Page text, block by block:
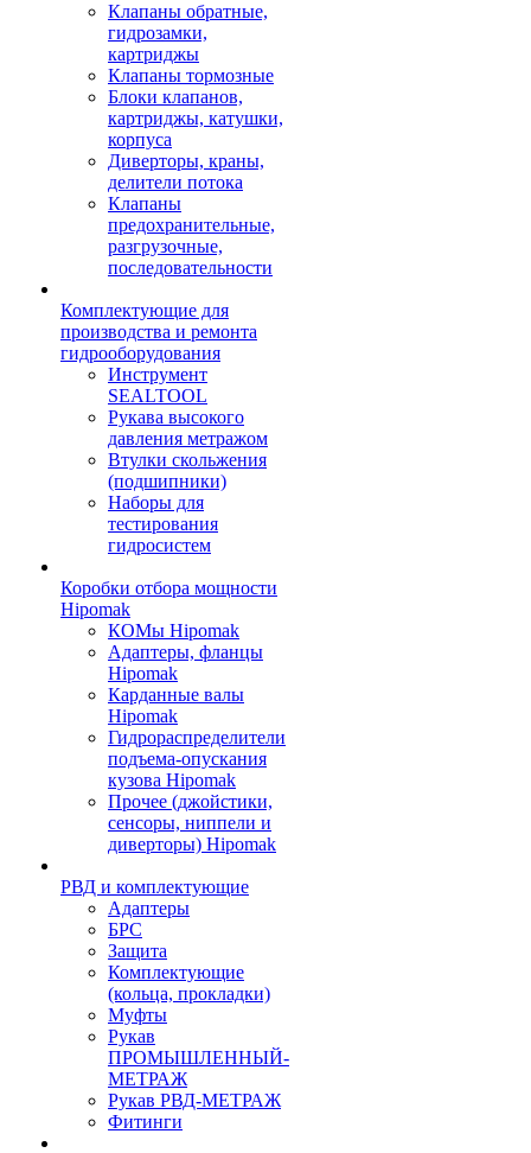
Клапаны обратные,
гидрозамки,
картриджы
Клапаны тормозные
Блоки клапанов,
картриджы, катушки,
корпуса
Диверторы, краны,
делители потока
Клапаны
предохранительные,
разгрузочные,
последовательности
Комплектующие для
производства и ремонта
гидрооборудования
Инструмент
SEALTOOL
Рукава высокого
давления метражом
Втулки скольжения
(подшипники)
Наборы для
тестирования
гидросистем
Коробки отбора мощности
Hipomak
КОМы Hipomak
Адаптеры, фланцы
Hipomak
Карданные валы
Hipomak
Гидрораспределители
подъема-опускания
кузова Hipomak
Прочее (джойстики,
сенсоры, ниппели и
диверторы) Hipomak
РВД и комплектующие
Адаптеры
БРС
Защита
Комплектующие
(кольца, прокладки)
Муфты
Рукав
ПРОМЫШЛЕННЫЙ-
МЕТРАЖ
Рукав РВД-МЕТРАЖ
Фитинги